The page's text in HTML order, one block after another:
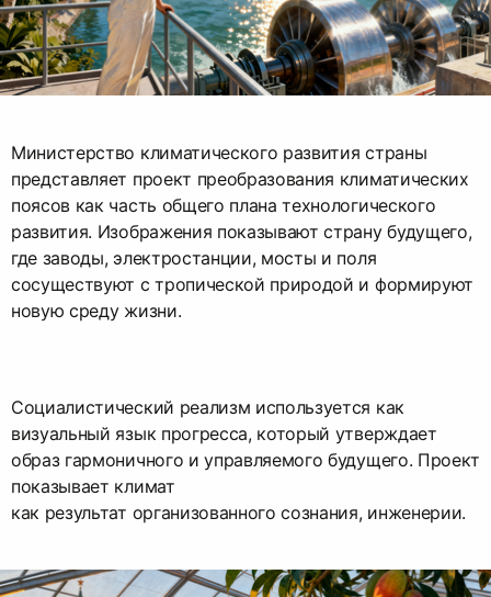
Министерство климатического развития страны
представляет проект преобразования климатических
поясов как часть общего плана технологического
развития. Изображения показывают страну будущего,
где заводы, электростанции, мосты и поля
сосуществуют с тропической природой и формируют
новую среду жизни.
Социалистический реализм используется как
визуальный язык прогресса, который утверждает
образ гармоничного и управляемого будущего. Проект
показывает климат
как результат организованного сознания, инженерии.